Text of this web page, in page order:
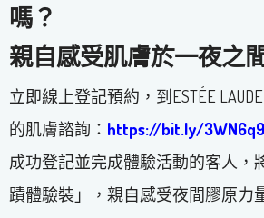
嗎？
親自感受肌膚於一夜之
立即線上登記預約，到ESTÉE
的肌膚諮詢： https://bit.ly/
成功登記並完成體驗活動的客人，
蹟體驗裝」，親自感受夜間膠原力